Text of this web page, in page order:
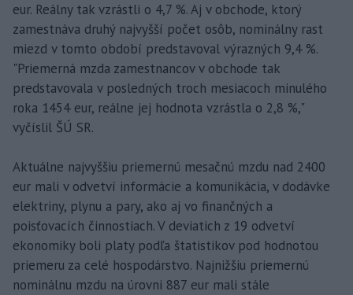
eur. Reálny tak vzrástli o 4,7 %. Aj v obchode, ktorý
zamestnáva druhý najvyšší počet osôb, nominálny rast
miezd v tomto období predstavoval výrazných 9,4 %.
"Priemerná mzda zamestnancov v obchode tak
predstavovala v posledných troch mesiacoch minulého
roka 1454 eur, reálne jej hodnota vzrástla o 2,8 %,"
vyčíslil ŠÚ SR.
Aktuálne najvyššiu priemernú mesačnú mzdu nad 2400
eur mali v odvetví informácie a komunikácia, v dodávke
elektriny, plynu a pary, ako aj vo finančných a
poisťovacích činnostiach. V deviatich z 19 odvetví
ekonomiky boli platy podľa štatistikov pod hodnotou
priemeru za celé hospodárstvo. Najnižšiu priemernú
nominálnu mzdu na úrovni 887 eur mali stále